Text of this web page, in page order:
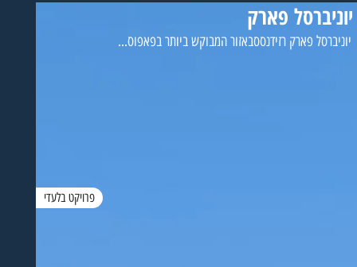
יוניברסל פארק
יוניברסל פארק רזידנססבאזור המבוקש ביותר בפאפוס...
פרויקט בלעדי